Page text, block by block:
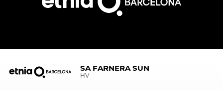
SA FARNERA SUN
HV